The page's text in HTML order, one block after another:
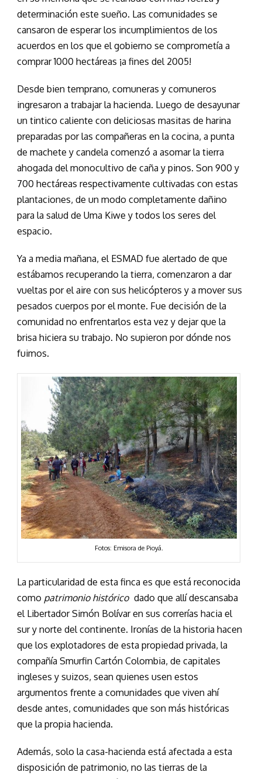
determinación este sueño. Las comunidades se
cansaron de esperar los incumplimientos de los
acuerdos en los que el gobierno se comprometía a
comprar 1000 hectáreas ¡a fines del 2005!
Desde bien temprano, comuneras y comuneros
ingresaron a trabajar la hacienda. Luego de desayunar
un tintico caliente con deliciosas masitas de harina
preparadas por las compañeras en la cocina, a punta
de machete y candela comenzó a asomar la tierra
ahogada del monocultivo de caña y pinos. Son 900 y
700 hectáreas respectivamente cultivadas con estas
plantaciones, de un modo completamente dañino
para la salud de Uma Kiwe y todos los seres del
espacio.
Ya a media mañana, el ESMAD fue alertado de que
estábamos recuperando la tierra, comenzaron a dar
vueltas por el aire con sus helicópteros y a mover sus
pesados cuerpos por el monte. Fue decisión de la
comunidad no enfrentarlos esta vez y dejar que la
brisa hiciera su trabajo. No supieron por dónde nos
fuimos.
Fotos: Emisora de Pioyá.
La particularidad de esta finca es que está reconocida
como patrimonio histórico dado que allí descansaba
el Libertador Simón Bolívar en sus correrías hacia el
sur y norte del continente. Ironías de la historia hacen
que los explotadores de esta propiedad privada, la
compañía Smurfin Cartón Colombia, de capitales
ingleses y suizos, sean quienes usen estos
argumentos frente a comunidades que viven ahí
desde antes, comunidades que son más históricas
que la propia hacienda.
Además, solo la casa-hacienda está afectada a esta
disposición de patrimonio, no las tierras de la